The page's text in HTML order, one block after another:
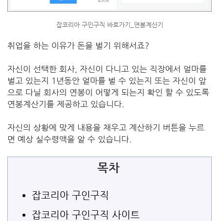
잡코리아 구인구직 바로가기_연봉계산기
취업을 하는 이유가 돈을 벌기 위해서죠?
자신이 선택한 회사, 자신이 다니고 있는 직장에서 얼마를
벌고 있는지 1년동안 얼마를 벌 수 있는지 또는 자신이 앞
으로 다닐 회사의 연봉이 어떻게 되는지 확인 할 수 있도록
연봉계산기를 제공하고 있습니다.
자신의 상황에 맞게 내용을 채우고 계산하기 버튼을 누르
면 예상 실수령액을 알 수 있습니다.
목차
잡코리아 구인구직
잡코리아 구인구직 사이트